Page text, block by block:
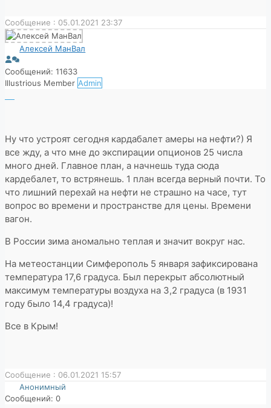
Сообщение : 05.01.2021 23:37
Алексей МанВал
Сообщений: 11633
Illustrious Member Admin
Ну что устроят сегодня кардабалет амеры на нефти?) Я
все жду, а что мне до экспирации опционов 25 числа
много дней. Главное план, а начнешь туда сюда
кардебалет, то встрянешь. 1 план всегда верный почти. То
что лишний перехай на нефти не страшно на часе, тут
вопрос во времени и пространстве для цены. Времени
вагон.
В России зима аномально теплая и значит вокруг нас.
На метеостанции Симферополь 5 января зафиксирована
температура 17,6 градуса. Был перекрыт абсолютный
максимум температуры воздуха на 3,2 градуса (в 1931
году было 14,4 градуса)!
Все в Крым!
Сообщение : 06.01.2021 15:57
Анонимный
Сообщений: 0